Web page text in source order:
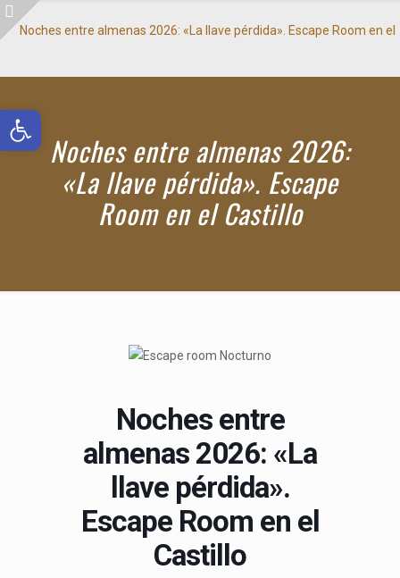
Abrir barra de herramientas
Noches entre almenas 2026:
«La llave pérdida». Escape
Room en el Castillo
Noches entre
almenas 2026: «La
llave pérdida».
Escape Room en el
Castillo